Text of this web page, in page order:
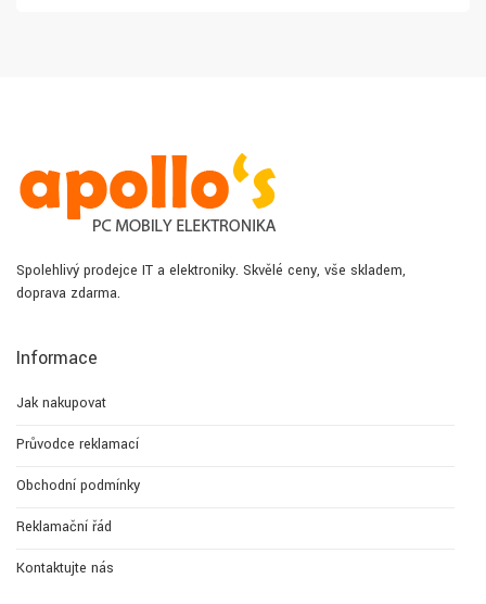
Spolehlivý prodejce IT a elektroniky. Skvělé ceny, vše skladem,
doprava zdarma.
Informace
Jak nakupovat
Průvodce reklamací
Obchodní podmínky
Reklamační řád
Kontaktujte nás